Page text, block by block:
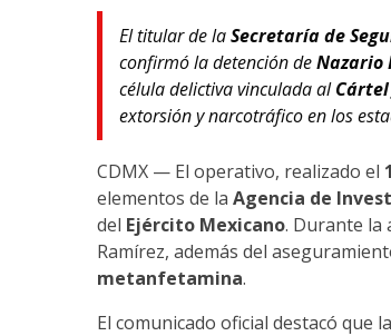
El titular de laSecretaría de
confirmó la detención deNazario
célula delictiva vinculada alCártel
extorsión y narcotráfico en los
CDMX — El operativo, realizado el
elementos de la Agencia de
del Ejército Mexicano. Durante la
Ramírez, además del
metanfetamina.
El comunicado oficial destacó